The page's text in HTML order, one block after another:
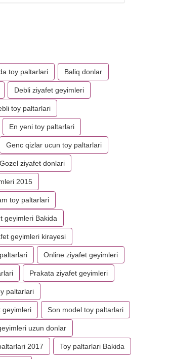
toy paltarlari Baliq donlar
Debli ziyafet geyimleri
toy paltarlari
En yeni toy paltarlari
Genc qizlar ucun toy paltarlari
Gozel ziyafet donlari
2015
toy paltarlari
geyimleri Bakida
geyimleri kirayesi
Online ziyafet geyimleri
Prakata ziyafet geyimleri
paltarlari
geyimleri Son model toy paltarlari
uzun donlar
2017 Toy paltarlari Bakida